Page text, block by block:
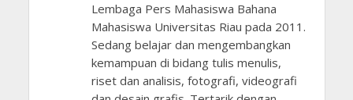
Lembaga Pers Mahasiswa Bahana
Mahasiswa Universitas Riau pada 2011.
Sedang belajar dan mengembangkan
kemampuan di bidang tulis menulis,
riset dan analisis, fotografi, videografi